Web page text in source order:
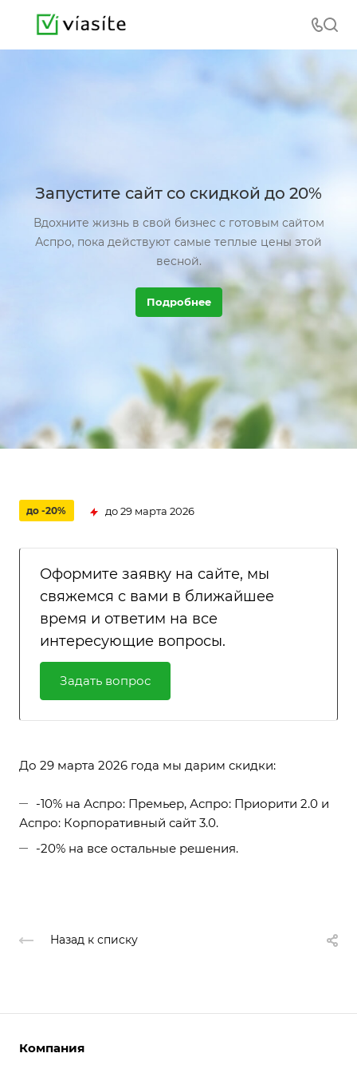
Запустите сайт со скидкой до 20%
Вдохните жизнь в свой бизнес с готовым сайтом
Аспро, пока действуют самые теплые цены этой
весной.
Подробнее
до -20% до 29 марта 2026
Оформите заявку на сайте, мы
свяжемся с вами в ближайшее
время и ответим на все
интересующие вопросы.
Задать вопрос
До 29 марта 2026 года мы дарим скидки:
-10% на Аспро: Премьер, Аспро: Приорити 2.0 и
Аспро: Корпоративный сайт 3.0.
-20% на все остальные решения.
Назад к списку
Компания